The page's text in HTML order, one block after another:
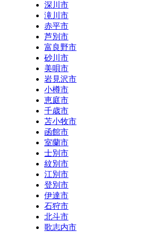
深川市
滝川市
赤平市
芦別市
富良野市
砂川市
美唄市
岩見沢市
小樽市
恵庭市
千歳市
苫小牧市
函館市
室蘭市
士別市
紋別市
江別市
登別市
伊達市
石狩市
北斗市
歌志内市